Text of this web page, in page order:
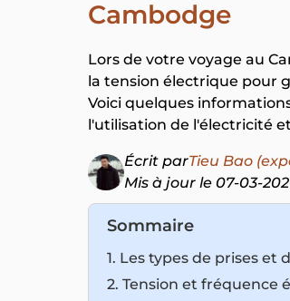
Cambodge
Lors de votre voyage au
la tension électrique pour
Voici quelques
l'utilisation de l'électricité
Écrit parTieu Bao
Mis à jour le 07-03-
Sommaire
1. Les types de prises et
2. Tension et fréquence